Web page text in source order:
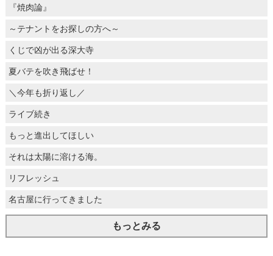
『焼肉論』
～テナントをお探しの方へ～
くじで凶が出る深大寺
夏バテを吹き飛ばせ！
＼今年も折り返し／
ライブ続き
もっと進出してほしい
それは太陽に溶ける海。
リフレッシュ
名古屋に行ってきました
もっとみる